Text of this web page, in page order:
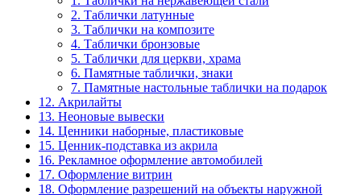
2. Таблички латунные
3. Таблички на композите
4. Таблички бронзовые
5. Таблички для церкви, храма
6. Памятные таблички, знаки
7. Памятные настольные таблички на подарок
12. Акрилайты
13. Неоновые вывески
14. Ценники наборные, пластиковые
15. Ценник-подставка из акрила
16. Рекламное оформление автомобилей
17. Оформление витрин
18. Оформление разрешений на объекты наружной